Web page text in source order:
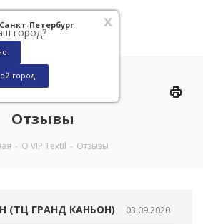
x
Санкт-Петербург
город?
город
Отзывы
- О VIP Textil - Отзывы
(ТЦ ГРАНД КАНЬОН) 03.09.2020